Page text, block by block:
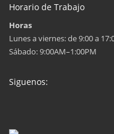
Horario de Trabajo
Horas
Lunes a viernes: de 9:00 a
Sábado: 9:00AM–1:00PM
Siguenos: